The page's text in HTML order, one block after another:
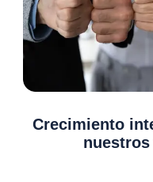
Crecimiento